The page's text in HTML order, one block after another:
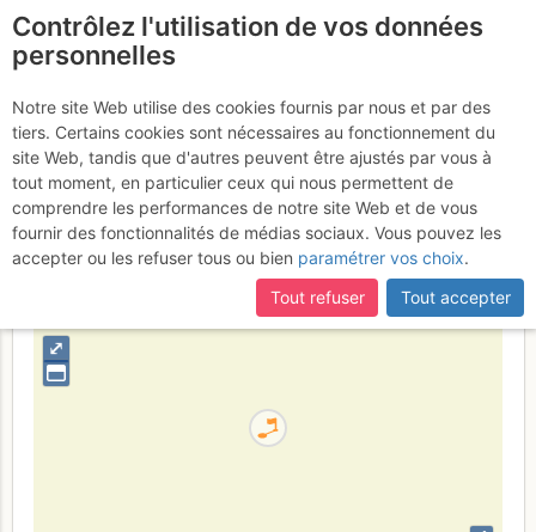
Mandello - Sonvico-
Somana
Italia Orobie Provincia di Lecco
⤢
Contrôlez l'utilisation de vos données
personnelles
Notre site Web utilise des cookies fournis par nous et par des
tiers. Certains cookies sont nécessaires au fonctionnement du
site Web, tandis que d'autres peuvent être ajustés par vous à
tout moment, en particulier ceux qui nous permettent de
comprendre les performances de notre site Web et de vous
fournir des fonctionnalités de médias sociaux. Vous pouvez les
accepter ou les refuser tous ou bien paramétrer vos choix.
Tout refuser
Tout accepter